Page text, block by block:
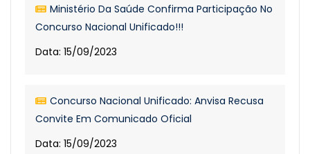
Ministério Da Saúde Confirma Participação No
Concurso Nacional Unificado!!!
Data: 15/09/2023
Concurso Nacional Unificado: Anvisa Recusa
Convite Em Comunicado Oficial
Data: 15/09/2023